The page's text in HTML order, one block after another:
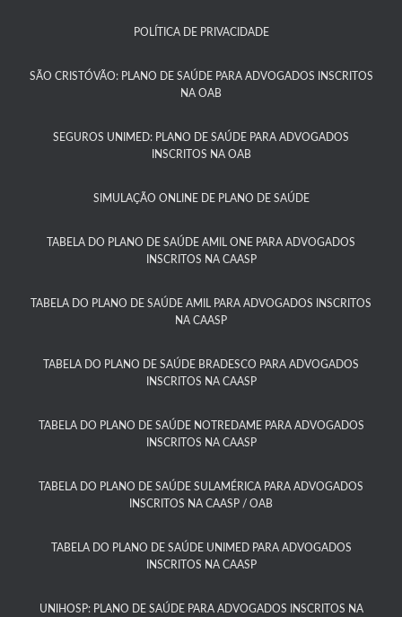
POLÍTICA DE PRIVACIDADE
SÃO CRISTÓVÃO: PLANO DE SAÚDE PARA ADVOGADOS INSCRITOS
NA OAB
SEGUROS UNIMED: PLANO DE SAÚDE PARA ADVOGADOS
INSCRITOS NA OAB
SIMULAÇÃO ONLINE DE PLANO DE SAÚDE
TABELA DO PLANO DE SAÚDE AMIL ONE PARA ADVOGADOS
INSCRITOS NA CAASP​
TABELA DO PLANO DE SAÚDE AMIL PARA ADVOGADOS INSCRITOS
NA CAASP​
TABELA DO PLANO DE SAÚDE BRADESCO PARA ADVOGADOS
INSCRITOS NA CAASP​
TABELA DO PLANO DE SAÚDE NOTREDAME PARA ADVOGADOS
INSCRITOS NA CAASP
TABELA DO PLANO DE SAÚDE SULAMÉRICA PARA ADVOGADOS
INSCRITOS NA CAASP / OAB
TABELA DO PLANO DE SAÚDE UNIMED PARA ADVOGADOS
INSCRITOS NA CAASP
UNIHOSP: PLANO DE SAÚDE PARA ADVOGADOS INSCRITOS NA